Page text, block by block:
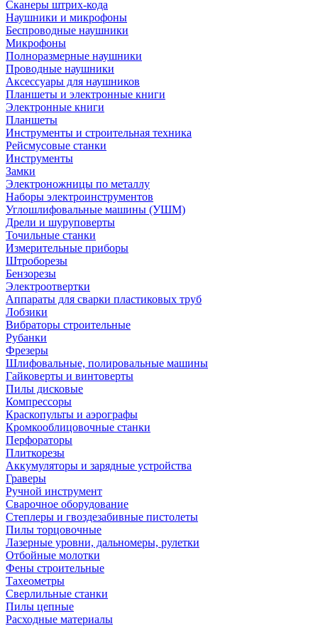
Сканеры штрих-кода
Наушники и микрофоны
Беспроводные наушники
Микрофоны
Полноразмерные наушники
Проводные наушники
Аксессуары для наушников
Планшеты и электронные книги
Электронные книги
Планшеты
Инструменты и строительная техника
Рейсмусовые станки
Инструменты
Замки
Электроножницы по металлу
Наборы электроинструментов
Углошлифовальные машины (УШМ)
Дрели и шуруповерты
Точильные станки
Измерительные приборы
Штроборезы
Бензорезы
Электроотвертки
Аппараты для сварки пластиковых труб
Лобзики
Вибраторы строительные
Рубанки
Фрезеры
Шлифовальные, полировальные машины
Гайковерты и винтоверты
Пилы дисковые
Компрессоры
Краскопульты и аэрографы
Кромкооблицовочные станки
Перфораторы
Плиткорезы
Аккумуляторы и зарядные устройства
Граверы
Ручной инструмент
Сварочное оборудование
Степлеры и гвоздезабивные пистолеты
Пилы торцовочные
Лазерные уровни, дальномеры, рулетки
Отбойные молотки
Фены строительные
Тахеометры
Сверлильные станки
Пилы цепные
Расходные материалы